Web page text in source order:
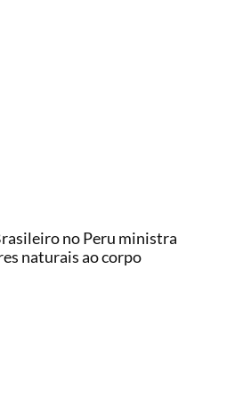
no Peru ministra
naturais ao corpo